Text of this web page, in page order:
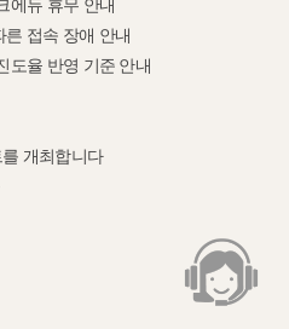
에듀 휴무 안내
른 접속 장애 안내
율 반영 기준 안내
개최합니다